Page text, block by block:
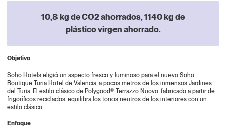
10,8 kg de CO2 ahorrados, 1140 kg de
plástico virgen ahorrado.
Objetivo
Soho Hotels eligió un aspecto fresco y luminoso para el nuevo Soho
Boutique Turia Hotel de Valencia, a pocos metros de los inmensos Jardines
del Turia. El estilo clásico de Polygood® Terrazzo Nuovo, fabricado a partir de
frigoríficos reciclados, equilibra los tonos neutros de los interiores con un
estilo clásico.
Enfoque